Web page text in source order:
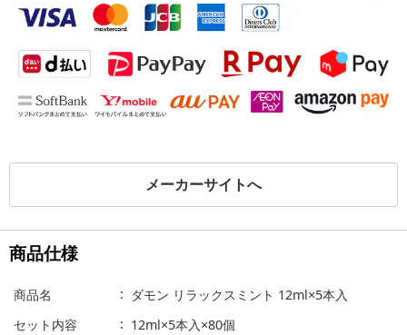
メーカーサイトへ
商品仕様
商品名
ダモン リラックスミント 12ml×5本入
セット内容
12ml×5本入×80個